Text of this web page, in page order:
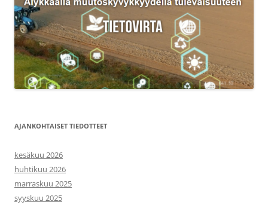
AJANKOHTAISET TIEDOTTEET
kesäkuu 2026
huhtikuu 2026
marraskuu 2025
syyskuu 2025